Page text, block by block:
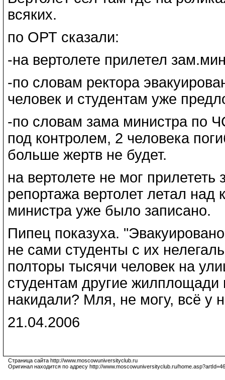
всяких.
по ОРТ сказали:
-на вертолете прилетел
-по словам ректора
человек и студентам уже
-по словам зама министра по
под контролем, 2 человека
больше жертв не будет.
на вертолете не мог
репортажа вертолет летал
министра уже было записано.
Пипец показуха.
не сами студенты с их
полторы тысячи человек на
студентам другие
накидали? Мля, не могу, всё у
21.04.2006
Страница сайта http://www.moscowuniversityclub.ru
Оригинал находится по адресу http://www.moscowuniversityclub.ru/